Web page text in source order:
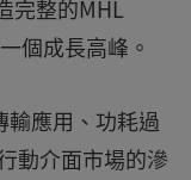
完整的MHL
個成長高峰。
輸應用、功耗過
動介面市場的滲